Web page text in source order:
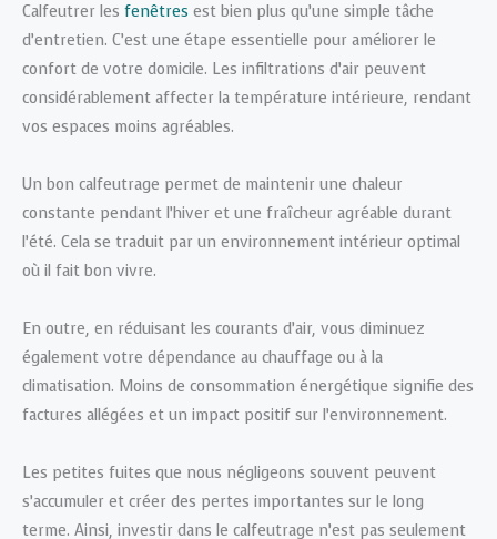
Calfeutrer les fenêtres est bien plus qu’une simple tâche
d’entretien. C’est une étape essentielle pour améliorer le
confort de votre domicile. Les infiltrations d’air peuvent
considérablement affecter la température intérieure, rendant
vos espaces moins agréables.
Un bon calfeutrage permet de maintenir une chaleur
constante pendant l’hiver et une fraîcheur agréable durant
l’été. Cela se traduit par un environnement intérieur optimal
où il fait bon vivre.
En outre, en réduisant les courants d’air, vous diminuez
également votre dépendance au chauffage ou à la
climatisation. Moins de consommation énergétique signifie des
factures allégées et un impact positif sur l’environnement.
Les petites fuites que nous négligeons souvent peuvent
s’accumuler et créer des pertes importantes sur le long
terme. Ainsi, investir dans le calfeutrage n’est pas seulement